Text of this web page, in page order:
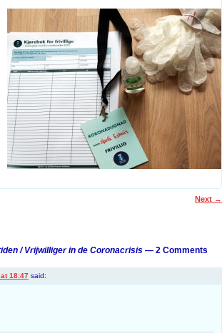
Next →
/ Vrijwilliger in de Coronacrisis — 2 Comments
18:47 said: